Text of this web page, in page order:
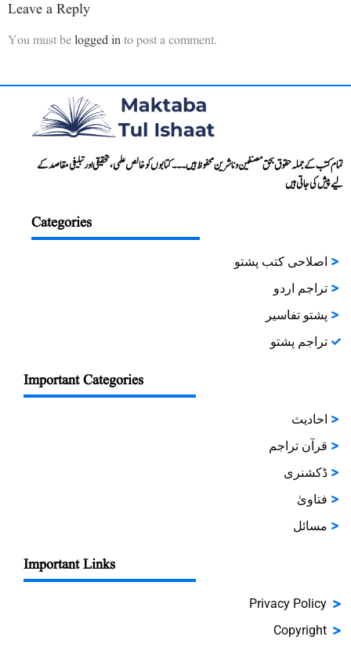
Leave a Reply
You must belogged into post a comment.
تمام کتب کے جملہ حقوق بحق مصنفین و ناشرین محفوظ ہیں۔۔۔ کتابوں کو خالص علمی، تحقیقی اور تبلیغی مقاصد کے
لیے پیش کی جاتی ہیں
Categories
اصلاحی کتب پشتو
تراجم اردو
پشتو تفاسیر
تراجم پشتو
Important Categories
احادیث
قرآن تراجم
ڈکشنری
فتاویٰ
مسائل
Important Links
Privacy Policy
Copyright